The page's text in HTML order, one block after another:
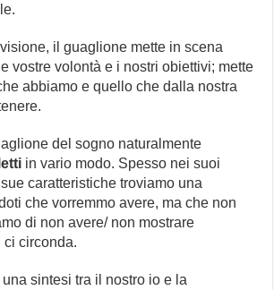
il guaglione mette in scena
vostre volontà e i nostri obiettivi; mette
abbiamo e quello che dalla nostra
del sogno naturalmente
letti in vario modo. Spesso nei suoi
caratteristiche troviamo una
che vorremmo avere, ma che non
di non avere/ non mostrare
ci circonda.
sintesi tra il nostro io e la